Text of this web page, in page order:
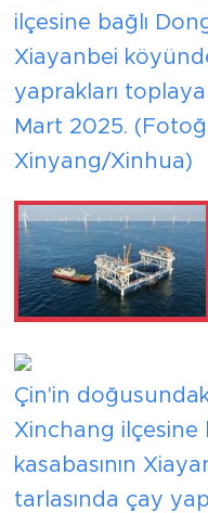
ilçesine bağlı
Xiayanbei
yaprakları
Mart 2025.
Xinyang/Xinhua)
Çin'in
Xinchang ilçesine
kasabasının
tarlasında çay